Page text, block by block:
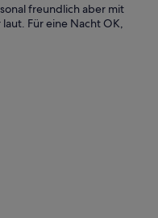
Person
freundlich aber mit
Für eine Nacht OK,